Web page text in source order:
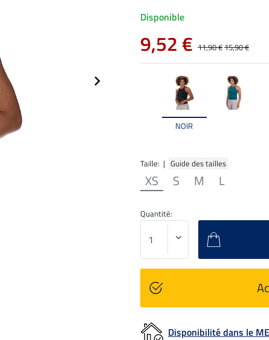
NOIR
Taille: | Guide des tailles
XS S M L
Disponible
9,52 € 11,90 €15,90 €
Quantité:
Disponibilité dans le